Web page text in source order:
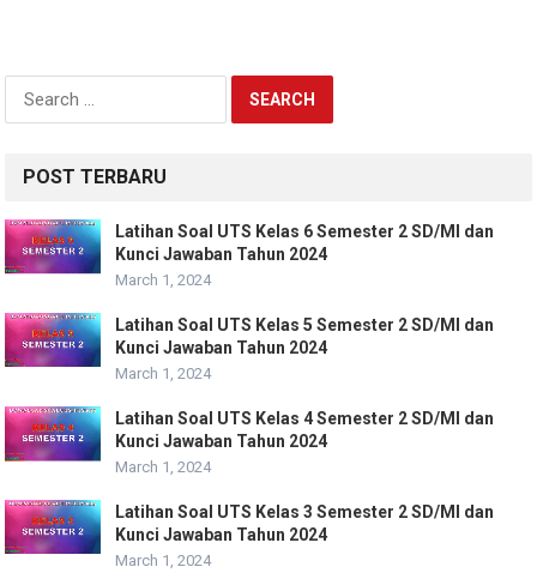
Search
POST TERBARU
Latihan Soal UTS Kelas 6 Semester 2 SD/MI dan
Kunci Jawaban Tahun 2024
March 1, 2024
Latihan Soal UTS Kelas 5 Semester 2 SD/MI dan
Kunci Jawaban Tahun 2024
March 1, 2024
Latihan Soal UTS Kelas 4 Semester 2 SD/MI dan
Kunci Jawaban Tahun 2024
March 1, 2024
Latihan Soal UTS Kelas 3 Semester 2 SD/MI dan
Kunci Jawaban Tahun 2024
March 1, 2024